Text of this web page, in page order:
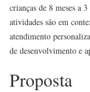
crianças de 8 meses a
atividades são em
atendimento
de desenvolvimento e
Proposta